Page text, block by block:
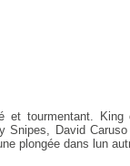
et tourmentant.
Snipes, David
plongée dans lun